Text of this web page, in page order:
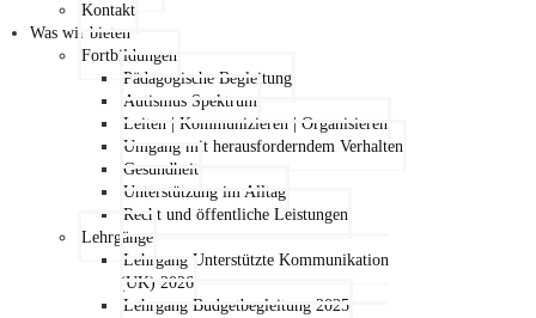
Kontakt
Was wir bieten
Fortbildungen
Pädagogische Begleitung
Autismus Spektrum
Leiten | Kommunizieren | Organisieren
Umgang mit herausforderndem Verhalten
Gesundheit
Unterstützung im Alltag
Recht und öffentliche Leistungen
Lehrgänge
Lehrgang Unterstützte Kommunikation
(UK) 2026
Lehrgang Budgetbegleitung 2025